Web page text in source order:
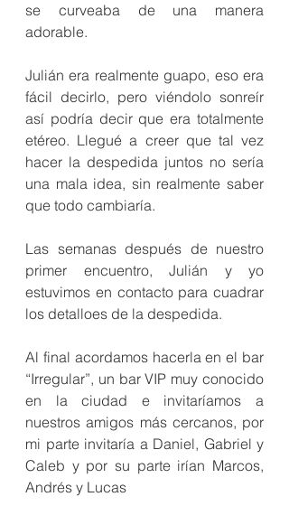
se curveaba de una manera
adorable.
Julián era realmente guapo, eso era
fácil decirlo, pero viéndolo sonreír
así podría decir que era totalmente
etéreo. Llegué a creer que tal vez
hacer la despedida juntos no sería
una mala idea, sin realmente saber
que todo cambiaría.
Las semanas después de nuestro
primer encuentro, Julián y yo
estuvimos en contacto para cuadrar
los detalloes de la despedida.
Al final acordamos hacerla en el bar
“Irregular”, un bar VIP muy conocido
en la ciudad e invitaríamos a
nuestros amigos más cercanos, por
mi parte invitaría a Daniel, Gabriel y
Caleb y por su parte irían Marcos,
Andrés y Lucas